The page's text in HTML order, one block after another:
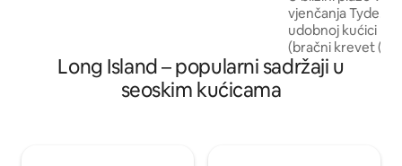
u zalascima sunca bez obzira na
temperaturu, bilo iznutra ili izvana, ili u
kavi u kolibi na stablu! Gladni ste?
vjenčanja Tyde!
udobnoj kućici na
(bračni krevet
(Queen-size) i
kupaonicom u
Long Island – popularni sadržaji u
seoskim kućicama